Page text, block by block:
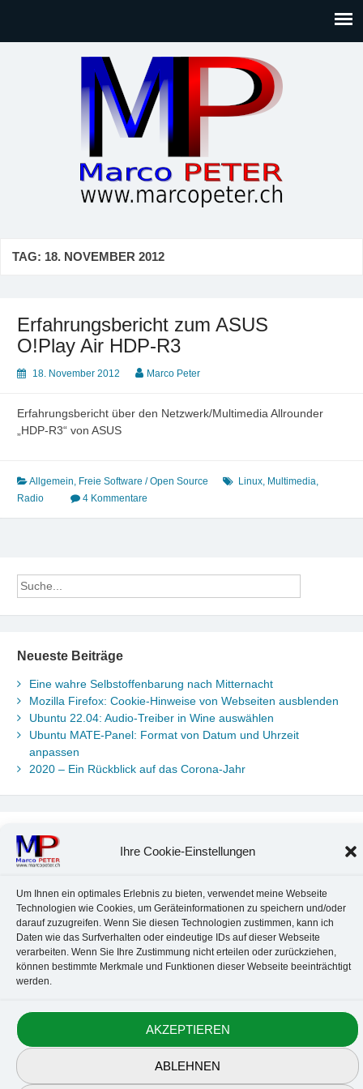
Ihre Cookie-Einstellungen
Um Ihnen ein optimales Erlebnis zu bieten, verwendet meine Webseite
Technologien wie Cookies, um Geräteinformationen zu speichern und/oder
darauf zuzugreifen. Wenn Sie diesen Technologien zustimmen, kann ich
Daten wie das Surfverhalten oder eindeutige IDs auf dieser Webseite
verarbeiten. Wenn Sie Ihre Zustimmung nicht erteilen oder zurückziehen,
können bestimmte Merkmale und Funktionen dieser Webseite beeinträchtigt
werden.
AKZEPTIEREN
ABLEHNEN
Gesellschaft, Musik, Photographie, Sport und Technik (IT)
TAG: 18. NOVEMBER 2012
Erfahrungsbericht zum ASUS
O!Play Air HDP-R3
18. November 2012 Marco Peter
Erfahrungsbericht über den Netzwerk/Multimedia Allrounder
„HDP-R3“ von ASUS
Allgemein, Freie Software / Open Source Linux, Multimedia,
Radio
4 Kommentare
Neueste Beiträge
Eine wahre Selbstoffenbarung nach Mitternacht
Mozilla Firefox: Cookie-Hinweise von Webseiten ausblenden
Ubuntu 22.04: Audio-Treiber in Wine auswählen
Ubuntu MATE-Panel: Format von Datum und Uhrzeit
anpassen
2020 – Ein Rückblick auf das Corona-Jahr
Neueste Kommentare
Chr. Kotte
Uhrzeit anpassen
Johannes zuUbuntu MATE-Panel: Format von Datum und
Uhrzeit anpassen
Brummel HerbolzheimzuMusik-Portrait Nr. 1: Les Assoiffés
aus Mittelbergheim
Marco Peter
Anbieterkennzeichnung
© 2010-2026 Marco PETER. All rights reserved.